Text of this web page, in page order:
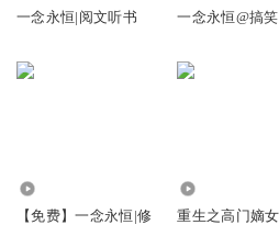
来的没错，说出来的才是做错的。
玛德不让我起名字
却因为你而死 很不好
回复 2020-02-02
一念永恒|阅文听书 一念永恒@搞
【免费】一念永恒|修
重生之高门嫡